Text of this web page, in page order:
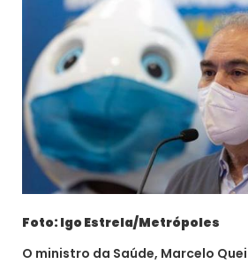
Foto: Igo Estrela/Metrópoles
O ministro da Saúde, Marcelo